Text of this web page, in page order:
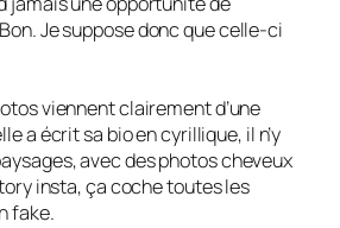
Je suppose donc que celle-ci
viennent clairement d’une
a écrit sa bio en cyrillique, il n’y
avec des photos cheveux
insta, ça coche toutes les
fake.